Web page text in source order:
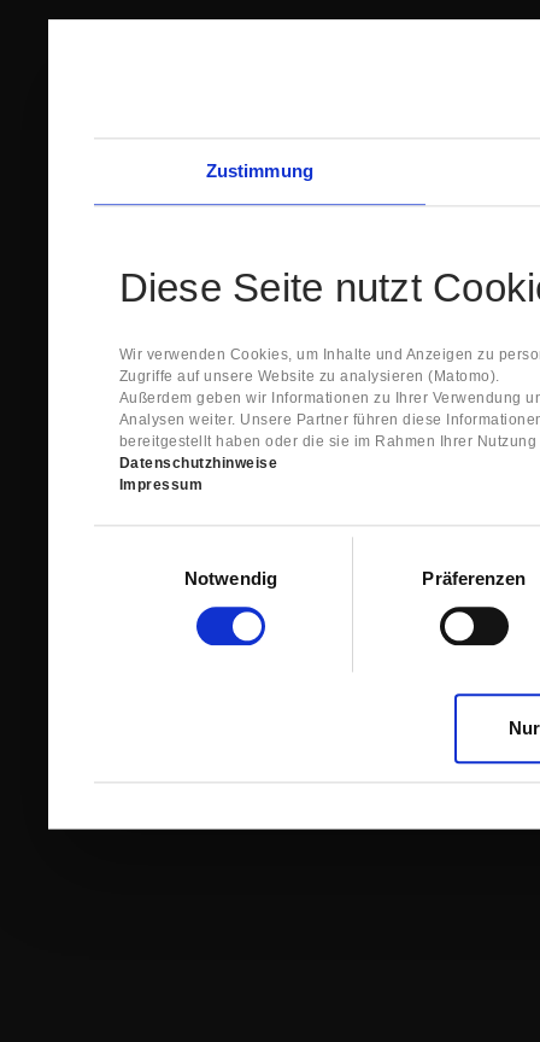
Zustimmung
Diese Seite nutzt
Wir verwenden Cookies, um Inhalte und Anzeigen zu
Zugriffe auf unsere Website zu analysieren (Matomo).
Außerdem geben wir Informationen zu Ihrer Verwendung
Analysen weiter. Unsere Partner führen diese
bereitgestellt haben oder die sie im Rahmen Ihrer
Datenschutzhinweise
Impressum
Notwendig
Präferenzen